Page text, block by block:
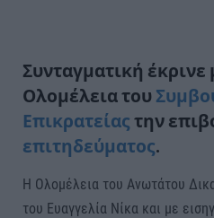
Συνταγματική
Ολομέλεια του
Επικρατείας την
επιτηδεύματος.
Η Ολομέλεια του Ανωτάτου
του Ευαγγελία Νίκα και με